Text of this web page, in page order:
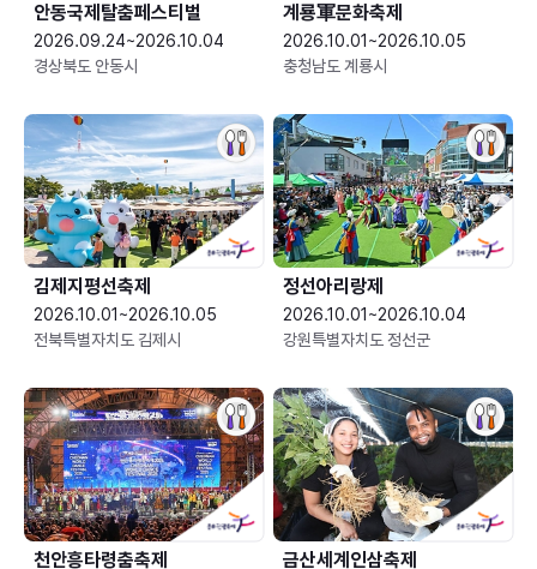
안동국제탈춤페스티벌
2026.09.24~2026.10.04
경상북도 안동시
2026.10.01~2026.10.05
충청남도 계룡시
김제지평선축제
2026.10.01~2026.10.05
전북특별자치도 김제시
정선아리랑제
2026.10.01~2026.10.04
강원특별자치도 정선군
천안흥타령춤축제 금산세계인삼축제